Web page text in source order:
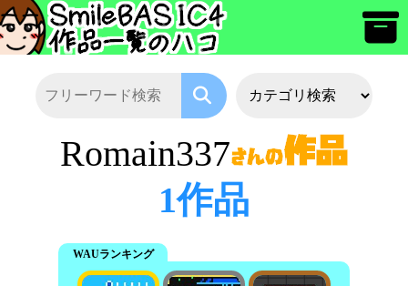
Romain337
1作品
WAUランキング